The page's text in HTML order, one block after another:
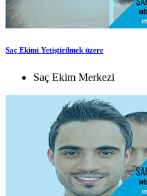
Saç Ekimi Yetiştirilmek üzere
Saç Ekim Merkezi